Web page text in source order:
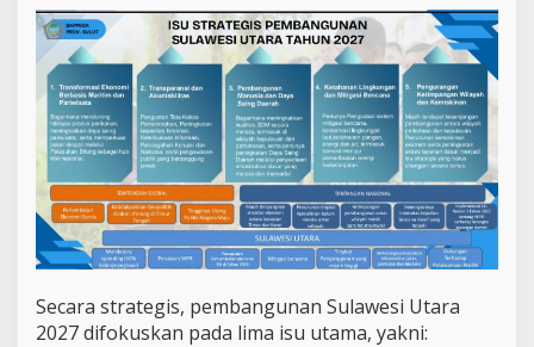
u
k
M
a
s
y
a
r
a
k
a
t
Secara strategis, pembangunan Sulawesi Utara
2027 difokuskan pada lima isu utama, yakni: